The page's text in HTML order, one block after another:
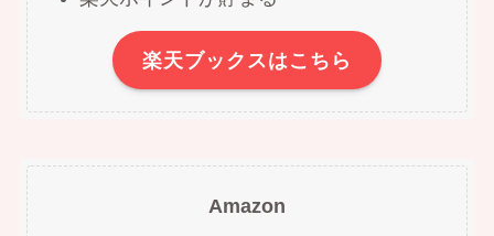
楽天ブックスはこちら
Amazon